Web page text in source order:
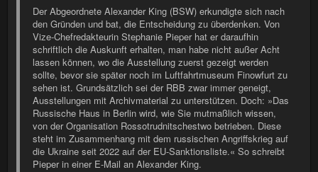
Der Abgeordnete Alexander King (BSW) erkundigte sich nach
den Gründen und bat, die Entscheidung zu überdenken. Von
Vize-Chefredakteurin Stephanie Pieper hat er daraufhin
schriftlich die Auskunft erhalten, man habe nicht außer Acht
lassen können, wo die Ausstellung zuerst gezeigt werden
sollte, bevor sie später noch im Luftfahrtmuseum Finowfurt zu
sehen ist. Grundsätzlich sei der RBB zwar immer geneigt,
Ausstellungen mit Archivmaterial zu unterstützen. Doch: »Das
Russische Haus in Berlin wird, wie Sie mutmaßlich wissen,
von der Organisation Rossotrudnitschestwo betrieben. Diese
steht im Zusammenhang mit dem russischen Angriffskrieg auf
die Ukraine seit 2022 auf der EU-Sanktionsliste.« So schreibt
Pieper in einer E-Mail an Alexander King.